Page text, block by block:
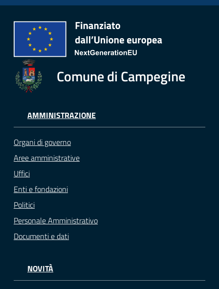
Comune di Campegine
AMMINISTRAZIONE
Organi di governo
Aree amministrative
Uffici
Enti e fondazioni
Politici
Personale Amministrativo
Documenti e dati
NOVITÀ